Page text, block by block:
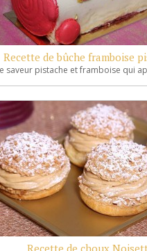
Recette de bûche framboise
Recette de choux